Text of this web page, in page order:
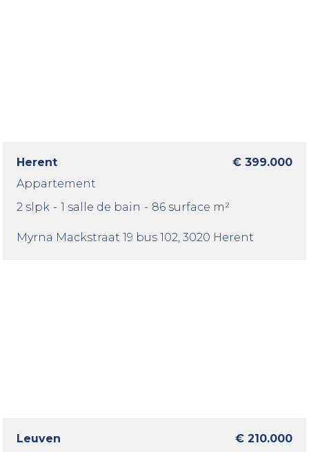
Herent
€ 399.000
Appartement
2 slpk - 1 salle de bain - 86 surface m²
Myrna Mackstraat 19 bus 102 , 3020 Herent
Leuven
€ 210.000